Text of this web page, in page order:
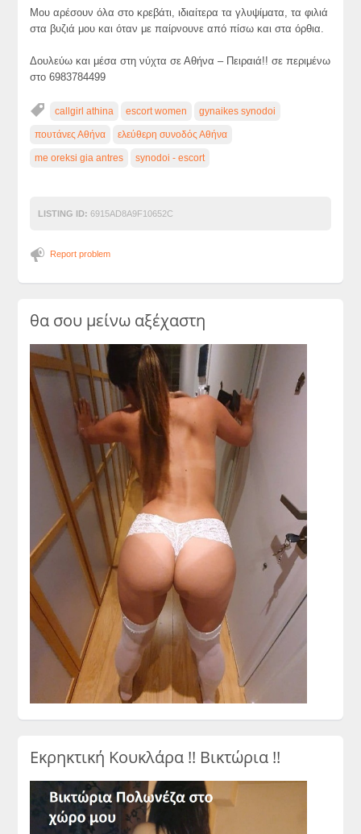
Μου αρέσουν όλα στο κρεβάτι, ιδιαίτερα τα γλυψίματα, τα φιλιά
στα βυζιά μου και όταν με παίρνουνε από πίσω και στα όρθια.
Δουλεύω και μέσα στη νύχτα σε Αθήνα – Πειραιά!! σε περιμένω
στο 6983784499
callgirl athina escort women gynaikes synodoi
πουτάνες Αθήνα ελεύθερη συνοδός Αθήνα
me oreksi gia antres synodoi - escort
LISTING ID: 6915AD8A9F10652C
Report problem
θα σου μείνω αξέχαστη
Εκρηκτική Κουκλάρα !! Βικτώρια !!